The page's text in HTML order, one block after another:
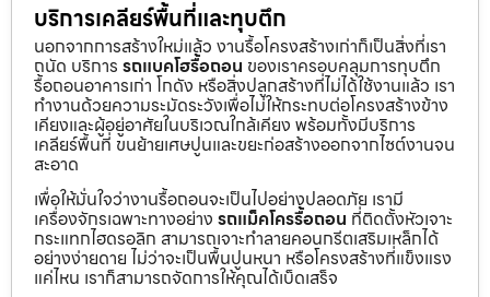
บริการเคลียร์พื้นที่และทุบตึก
นอกจากการสร้างใหม่แล้ว งานรื้อโครงสร้างเก่าก็เป็นสิ่งที่เรา
ถนัด บริการ รถแบคโฮรื้อถอน ของเราครอบคลุมการทุบตึก
รื้อถอนอาคารเก่า โกดัง หรือสิ่งปลูกสร้างที่ไม่ได้ใช้งานแล้ว เรา
ทำงานด้วยความระมัดระวังเพื่อไม่ให้กระทบต่อโครงสร้างข้าง
เคียงและผู้อยู่อาศัยในบริเวณใกล้เคียง พร้อมทั้งมีบริการ
เคลียร์พื้นที่ ขนย้ายเศษปูนและขยะก่อสร้างออกจากไซต์งานจน
สะอาด
เพื่อให้มั่นใจว่างานรื้อถอนจะเป็นไปอย่างปลอดภัย เรามี
เครื่องจักรเฉพาะทางอย่าง รถแม็คโครรื้อถอน ที่ติดตั้งหัวเจาะ
กระแทกไฮดรอลิก สามารถเจาะทำลายคอนกรีตเสริมเหล็กได้
อย่างง่ายดาย ไม่ว่าจะเป็นพื้นปูนหนา หรือโครงสร้างที่แข็งแรง
แค่ไหน เราก็สามารถจัดการให้คุณได้เบ็ดเสร็จ